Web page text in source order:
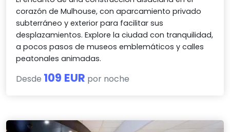
corazón de Mulhouse, con aparcamiento privado
subterráneo y exterior para facilitar sus
desplazamientos. Explore la ciudad con tranquilidad,
a pocos pasos de museos emblemáticos y calles
peatonales animadas.
Desde 109 EUR por noche